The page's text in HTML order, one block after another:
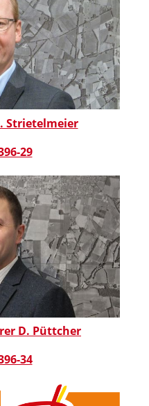
Strietelmeier
29
D. Püttcher
34